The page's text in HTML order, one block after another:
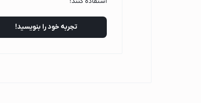
چای ساز میگلتجربه خود را بنویسید!